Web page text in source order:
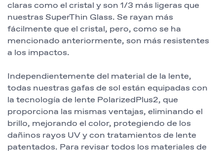
claras como el cristal y son 1/3 más ligeras que
nuestras SuperThin Glass. Se rayan más
fácilmente que el cristal, pero, como se ha
mencionado anteriormente, son más resistentes
a los impactos.
Independientemente del material de la lente,
todas nuestras gafas de sol están equipadas con
la tecnología de lente PolarizedPlus2, que
proporciona las mismas ventajas, eliminando el
brillo, mejorando el color, protegiendo de los
dañinos rayos UV y con tratamientos de lente
patentados. Para revisar todos los materiales de